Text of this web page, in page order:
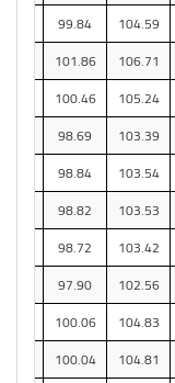
104.59
99.84
106.71
101.86
105.24
100.46
103.39
98.69
103.54
98.84
103.53
98.82
103.42
98.72
102.56
97.90
104.83
100.06
104.81
100.04